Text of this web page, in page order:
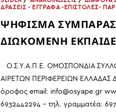
ΜΕΤ’
ΔΡΑΣΕΙΣ - ΕΓΓΡΑΦΑ -ΕΠΙΣΤΟΛΕΣ-
ΨΗΦΙΣΜΑ
ΔΙΩΚΟΜΕΝΗ
Ο.Σ.Υ.Α.Π.Ε. ΟΜΟΣΠΟΝΔΙΑ
ΑΙΡΕΤΩΝ ΠΕΡΙΦΕΡΕΙΩΝ ΕΛΛΑΔΑΣ
όροφος email: info@osyape.gr
6932442294 – τηλ. γραμματέα: